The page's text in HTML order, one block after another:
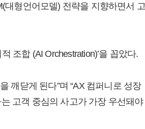
대형언어모델) 전략을 지향하면서 고
조합 (AI Orchestration)’을 꼽았다.
깨닫게 된다”며 “AX 컴퍼니로 성장
고객 중심의 사고가 가장 우선돼야